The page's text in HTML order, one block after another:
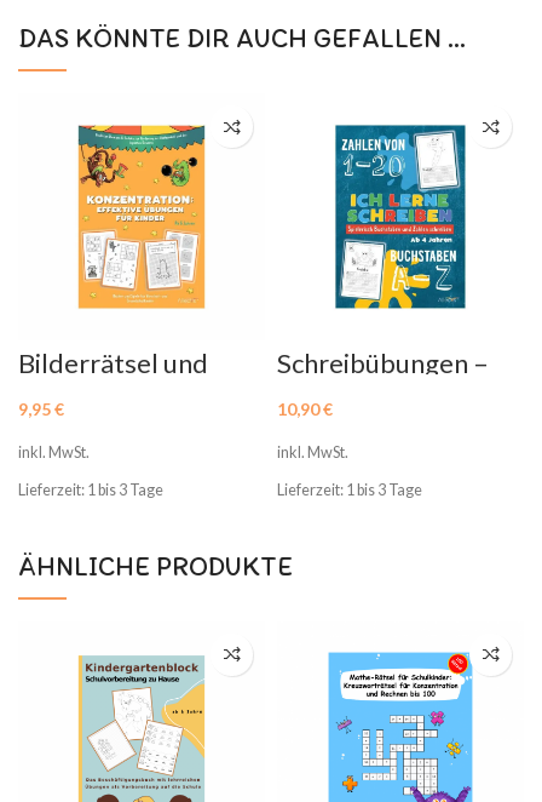
DAS KÖNNTE DIR AUCH GEFALLEN …
Bilderrätsel und
9,95€
inkl. MwSt.
Lieferzeit: 1 bis 3 Tage
Schreibübungen –
Ich lerne Schreiben
10,90€
inkl. MwSt.
Lieferzeit: 1 bis 3 Tage
ÄHNLICHE PRODUKTE